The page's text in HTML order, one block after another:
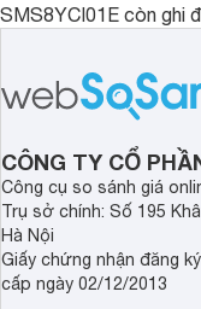
SMS8YCI01E còn ghi
thời điểm mới mở bán,
giá trị/chi phí hấp dẫn
dùng đang tìm kiếm
bát cao cấp.
CÔNG TY CỔ
Công cụ so sánh giá
Trụ sở chính: Số 195
Hà Nội
Giấy chứng nhận đăng
cấp ngày 02/12/2013